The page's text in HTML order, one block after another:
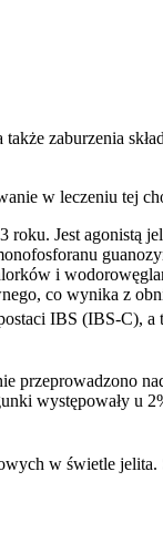
zaburzenia
w leczeniu tej
roku. Jest agonistą
i
co wynika z
IBS (IBS-C), a
przeprowadzono
występowały u
w świetle jelita.